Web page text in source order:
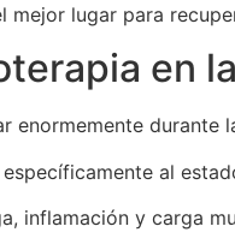
lugar para
en
enormemente durante
al
inflamación y carga